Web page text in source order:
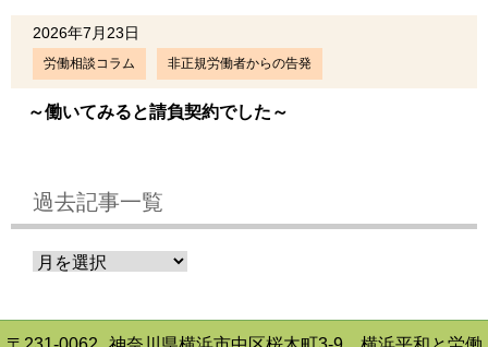
2026年7月23日
労働相談コラム 非正規労働者からの告発
～働いてみると請負契約でした～
過去記事一覧